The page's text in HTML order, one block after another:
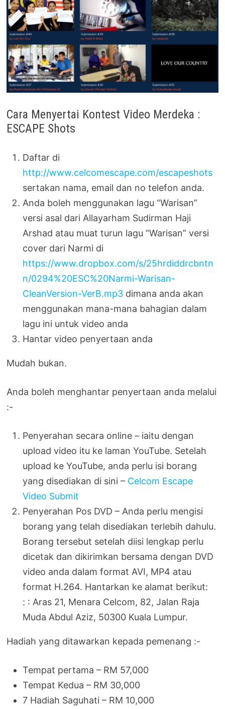
Cara Menyertai Kontest Video Merdeka :
ESCAPE Shots
Daftar di
http://www.celcomescape.com/escapeshots
sertakan nama, email dan no telefon anda.
Anda boleh menggunakan lagu “Warisan”
versi asal dari Allayarham Sudirman Haji
Arshad atau muat turun lagu “Warisan” versi
cover dari Narmi di
https://www.dropbox.com/s/25hrdiddrcbntn
n/0294%20ESC%20Narmi-Warisan-
CleanVersion-VerB.mp3 dimana anda akan
menggunakan mana-mana bahagian dalam
lagu ini untuk video anda
Hantar video penyertaan anda
Mudah bukan.
Anda boleh menghantar penyertaan anda melalui
:-
Penyerahan secara online – iaitu dengan
upload video itu ke laman YouTube. Setelah
upload ke YouTube, anda perlu isi borang
yang disediakan di sini – Celcom Escape
Video Submit
Penyerahan Pos DVD – Anda perlu mengisi
borang yang telah disediakan terlebih dahulu.
Borang tersebut setelah diisi lengkap perlu
dicetak dan dikirimkan bersama dengan DVD
video anda dalam format AVI, MP4 atau
format H.264. Hantarkan ke alamat berikut:
: : Aras 21, Menara Celcom, 82, Jalan Raja
Muda Abdul Aziz, 50300 Kuala Lumpur.
Hadiah yang ditawarkan kepada pemenang :-
Tempat pertama – RM 57,000
Tempat Kedua – RM 30,000
7 Hadiah Saguhati – RM 10,000